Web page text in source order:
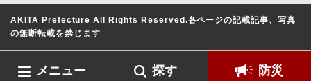
メニュー 探す 防災
AKITA Prefecture All Rights Reserved.各ページの記載記事、写真
の無断転載を禁じます